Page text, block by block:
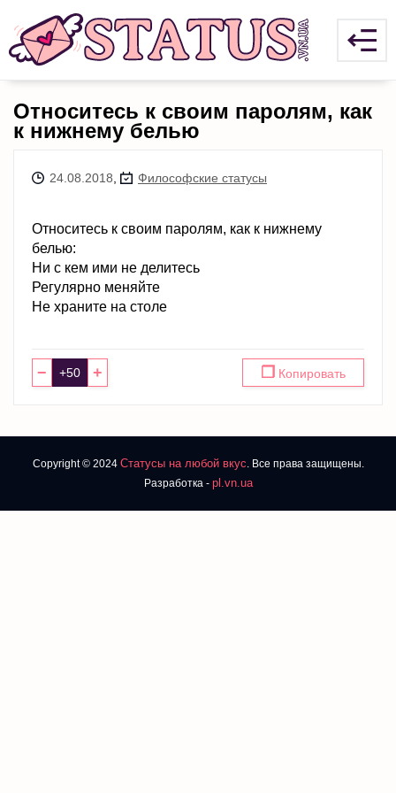
Относитесь к своим паролям, как
к нижнему белью
24.08.2018 Философские статусы
Относитесь к своим паролям, как к нижнему
белью:
Ни с кем ими не делитесь
Регулярно меняйте
Не храните на столе
− + ❐ Копировать
Copyright © 2024 Статусы на любой вкус. Все права защищены.
Разработка - pl.vn.ua